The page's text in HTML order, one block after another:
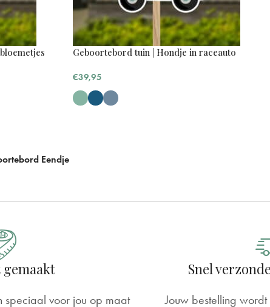
Geboortebord tuin | Hondje in raceauto
€39,95
Eendje
voor ons eerste kindje ook een zelfde
gemaakt
speciaal voor jou op maat
Snel
Jouw bestelling